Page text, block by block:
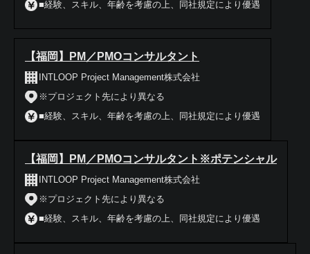
■経験、スキル、年齢を考慮の上、同社規定により優遇
【福岡】PM／PMOコンサルタント
INTLOOP Project Management株式会社
※プロジェクト先により異なる
■経験、スキル、年齢を考慮の上、同社規定により優遇
【福岡】PM／PMOコンサルタント※ポテンシャル
INTLOOP Project Management株式会社
※プロジェクト先により異なる
■経験、スキル、年齢を考慮の上、同社規定により優遇